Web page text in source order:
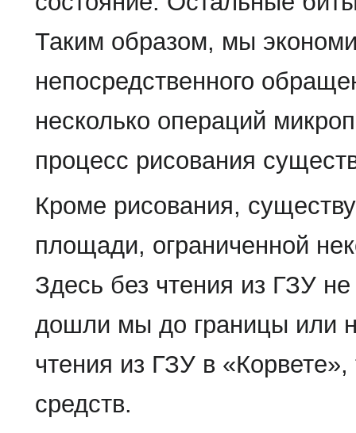
Таким образом, мы
непосредственного
несколько операций
процесс рисования
Кроме рисования,
площади, ограниченной
Здесь без чтения из ГЗУ
дошли мы до границы или
чтения из ГЗУ в
средств.